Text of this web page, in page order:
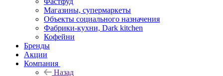
Магазины, супермаркеты
Объекты социального назначения
Фабрики-кухни, Dark kitchen
Кофейни
Бренды
Акции
Компания
Назад